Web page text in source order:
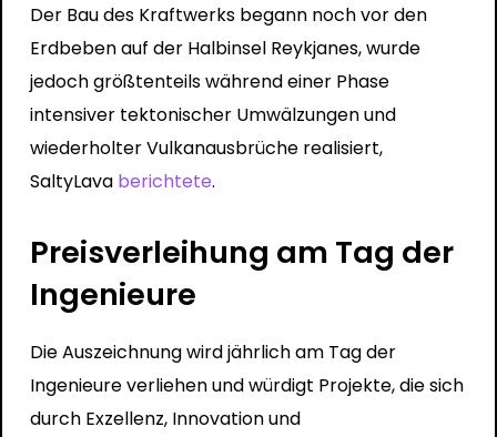
Der Bau des Kraftwerks begann noch vor den
Erdbeben auf der Halbinsel Reykjanes, wurde
jedoch größtenteils während einer Phase
intensiver tektonischer Umwälzungen und
wiederholter Vulkanausbrüche realisiert,
SaltyLava berichtete.
Preisverleihung am Tag der
Ingenieure
Die Auszeichnung wird jährlich am Tag der
Ingenieure verliehen und würdigt Projekte, die sich
durch Exzellenz, Innovation und